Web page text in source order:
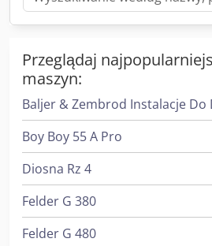
Przeglądaj
maszyn:
Baljer & Zembrod Instalacje Do
Boy Boy 55 A Pro
Diosna Rz 4
Felder G 380
Felder G 480